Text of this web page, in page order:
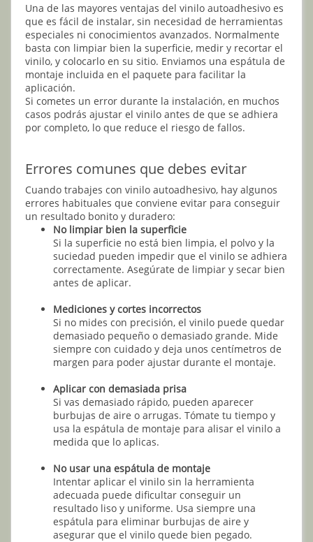
Una de las mayores ventajas del vinilo autoadhesivo es
que es fácil de instalar, sin necesidad de herramientas
especiales ni conocimientos avanzados. Normalmente
basta con limpiar bien la superficie, medir y recortar el
vinilo, y colocarlo en su sitio. Enviamos una espátula de
montaje incluida en el paquete para facilitar la
aplicación.
Si cometes un error durante la instalación, en muchos
casos podrás ajustar el vinilo antes de que se adhiera
por completo, lo que reduce el riesgo de fallos.
Errores comunes que debes evitar
Cuando trabajes con vinilo autoadhesivo, hay algunos
errores habituales que conviene evitar para conseguir
un resultado bonito y duradero:
No limpiar bien la superficie
Si la superficie no está bien limpia, el polvo y la
suciedad pueden impedir que el vinilo se adhiera
correctamente. Asegúrate de limpiar y secar bien
antes de aplicar.
Mediciones y cortes incorrectos
Si no mides con precisión, el vinilo puede quedar
demasiado pequeño o demasiado grande. Mide
siempre con cuidado y deja unos centímetros de
margen para poder ajustar durante el montaje.
Aplicar con demasiada prisa
Si vas demasiado rápido, pueden aparecer
burbujas de aire o arrugas. Tómate tu tiempo y
usa la espátula de montaje para alisar el vinilo a
medida que lo aplicas.
No usar una espátula de montaje
Intentar aplicar el vinilo sin la herramienta
adecuada puede dificultar conseguir un
resultado liso y uniforme. Usa siempre una
espátula para eliminar burbujas de aire y
asegurar que el vinilo quede bien pegado.